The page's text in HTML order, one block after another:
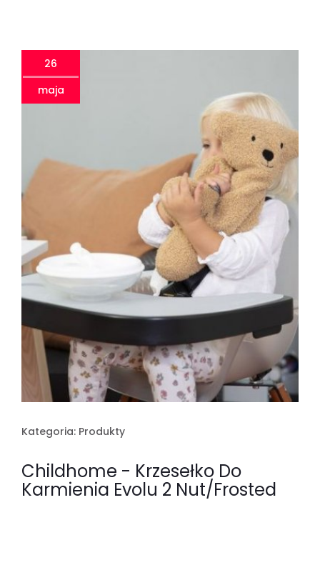
26
maja
Kategoria: Produkty
Childhome - Krzesełko Do
Karmienia Evolu 2 Nut/Frosted